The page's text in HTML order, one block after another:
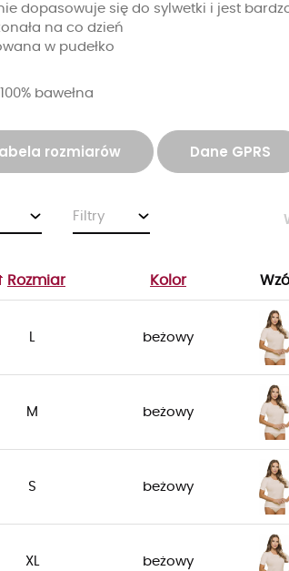
dopasowuje się do sylwetki i jest
na co dzień
w pudełko
bawełna
rozmiarów Dane GPRS
Filtry
Rozmiar Kolor
L beżowy
M beżowy
S beżowy
XL beżowy